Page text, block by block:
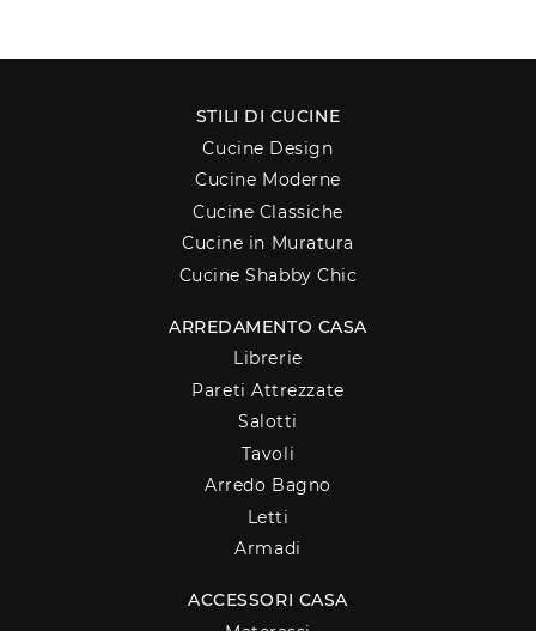
STILI DI CUCINE
Cucine Design
Cucine Moderne
Cucine Classiche
Cucine in Muratura
Cucine Shabby Chic
ARREDAMENTO CASA
Librerie
Pareti Attrezzate
Salotti
Tavoli
Arredo Bagno
Letti
Armadi
ACCESSORI CASA